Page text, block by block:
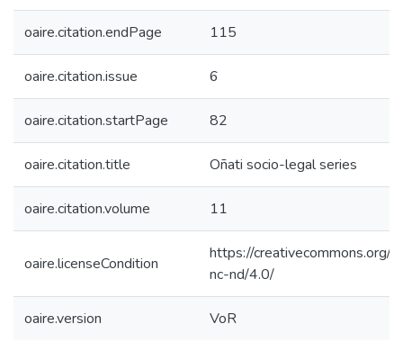
oaire.citation.endPage 115
oaire.citation.issue 6
oaire.citation.startPage 82
oaire.citation.title Oñati socio-legal series
oaire.citation.volume 11
oaire.licenseCondition
https://creativecommons.org/
nc-nd/4.0/
oaire.version VoR